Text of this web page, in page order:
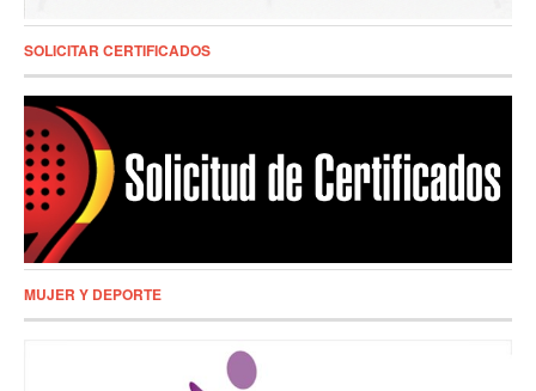
SOLICITAR CERTIFICADOS
MUJER Y DEPORTE